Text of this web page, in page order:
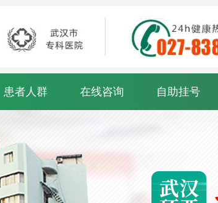
患者人群 在线咨询 自助挂号